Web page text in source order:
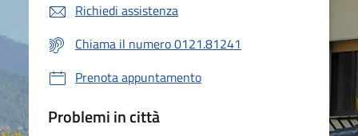
Richiedi assistenza
Chiama il numero 0121.81241
Prenota appuntamento
Problemi in città